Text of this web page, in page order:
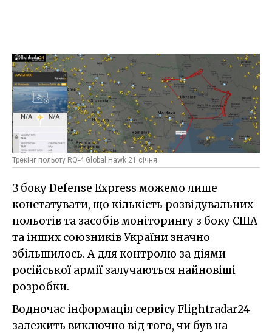
Трекінг польоту RQ-4 Global Hawk 21 січня
З боку Defense Express можемо лише
констатувати, що кількість розвідувальних
польотів та засобів моніторингу з боку США
та інших союзників України значно
збільшилось. А для контролю за діями
російської армії залучаються найновіші
розробки.
Водночас інформація сервісу Flightradar24
залежить виключно від того, чи був на